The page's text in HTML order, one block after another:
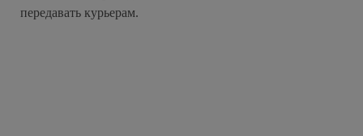
передавать курьерам.